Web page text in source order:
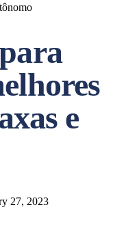
e
27, 2023